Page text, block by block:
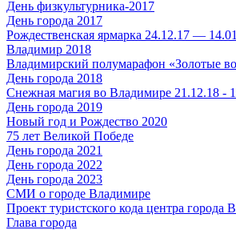
День физкультурника-2017
День города 2017
Рождественская ярмарка 24.12.17 —
Владимир 2018
Владимирский полумарафон «Золотые
День города 2018
Снежная магия во Владимире 21.12.18 -
День города 2019
Новый год и Рождество 2020
75 лет Великой Победе
День города 2021
День города 2022
День города 2023
СМИ о городе Владимире
Проект туристского кода центра города
Глава города